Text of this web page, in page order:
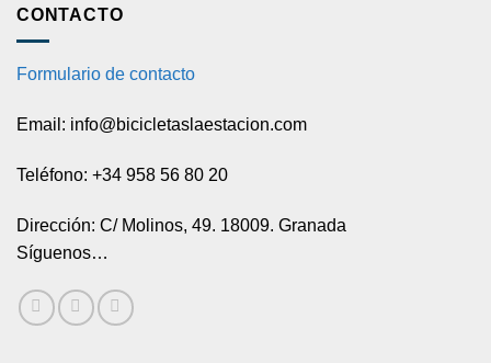
CONTACTO
Formulario de contacto
Email: info@bicicletaslaestacion.com
Teléfono: +34 958 56 80 20
Dirección: C/ Molinos, 49. 18009. Granada
Síguenos…